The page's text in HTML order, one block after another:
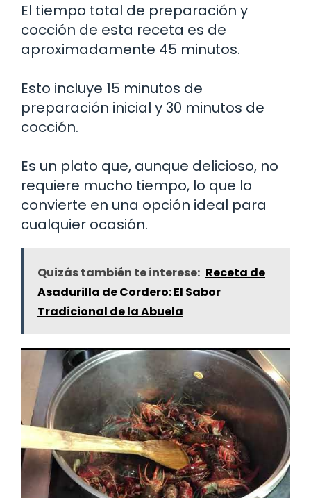
El tiempo total de preparación y
cocción de esta receta es de
aproximadamente 45 minutos.
Esto incluye 15 minutos de
preparación inicial y 30 minutos de
cocción.
Es un plato que, aunque delicioso, no
requiere mucho tiempo, lo que lo
convierte en una opción ideal para
cualquier ocasión.
Quizás también te interese: Receta de
Asadurilla de Cordero: El Sabor
Tradicional de la Abuela